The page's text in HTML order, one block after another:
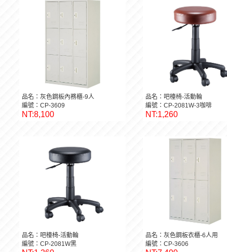
品名：灰色鋼板內務櫃-9人
編號：CP-3609
NT:8,100
品名：吧檯椅-活動輪
編號：CP-2081W-3咖啡
NT:1,260
品名：吧檯椅-活動輪
編號：CP-2081W黑
品名：灰色鋼板衣櫃-6人用
編號：CP-3606